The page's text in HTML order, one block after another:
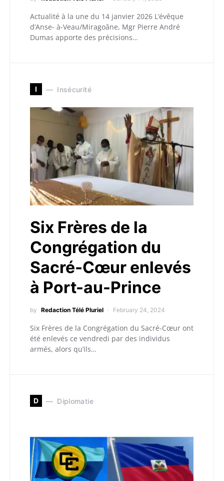
Actualité à la une du 14 janvier 2026 L’évêque
d’Anse- à-Veau/Miragoâne, Mgr Pierre André
Dumas apporte des précisions…
I Insécurité
Six Frères de la
Congrégation du
Sacré-Cœur enlevés
à Port-au-Prince
by Redaction Télé Pluriel February 24, 2024
Six Frères de la Congrégation du Sacré-Cœur ont
été enlevés ce vendredi par des individus
armés, alors qu’ils…
D Diplomatie